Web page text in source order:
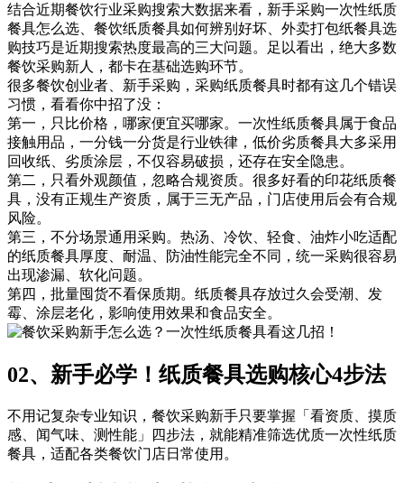
结合近期餐饮行业采购搜索大数据来看，新手采购一次性纸质
餐具怎么选、餐饮纸质餐具如何辨别好坏、外卖打包纸餐具选
购技巧是近期搜索热度最高的三大问题。足以看出，绝大多数
餐饮采购新人，都卡在基础选购环节。
很多餐饮创业者、新手采购，采购纸质餐具时都有这几个错误
习惯，看看你中招了没：
第一，只比价格，哪家便宜买哪家。一次性纸质餐具属于食品
接触用品，一分钱一分货是行业铁律，低价劣质餐具大多采用
回收纸、劣质涂层，不仅容易破损，还存在安全隐患。
第二，只看外观颜值，忽略合规资质。很多好看的印花纸质餐
具，没有正规生产资质，属于三无产品，门店使用后会有合规
风险。
第三，不分场景通用采购。热汤、冷饮、轻食、油炸小吃适配
的纸质餐具厚度、耐温、防油性能完全不同，统一采购很容易
出现渗漏、软化问题。
第四，批量囤货不看保质期。纸质餐具存放过久会受潮、发
霉、涂层老化，影响使用效果和食品安全。
02、新手必学！纸质餐具选购核心4步法
不用记复杂专业知识，餐饮采购新手只要掌握「看资质、摸质
感、闻气味、测性能」四步法，就能精准筛选优质一次性纸质
餐具，适配各类餐饮门店日常使用。